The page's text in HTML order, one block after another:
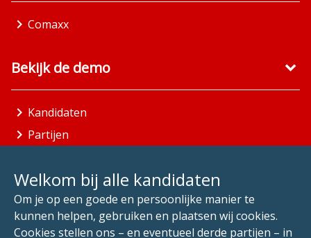
Welkom bij alle kandidaten
Om je op een goede en persoonlijke manier te
kunnen helpen, gebruiken en plaatsen wij cookies.
Cookies stellen ons – en eventueel derde partijen – in
Comaxx
Bekijk de demo
Kandidaten
Partijen
Aandachtsgebieden
Alle Kandidaten